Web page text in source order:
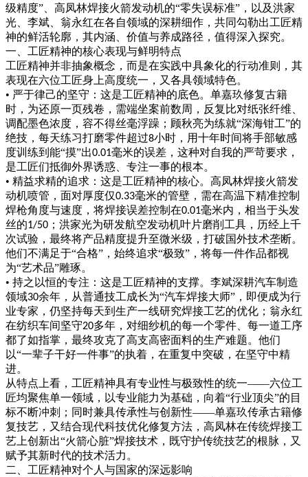
级精度”、高凤林焊接火箭发动机的“零失误标准”，以及洪家
光、李斌、翁永红在各自领域的深耕细作，共同勾勒出工匠精
神的鲜活轮廓，其内涵、价值与养成路径，值得深入探究。
一、工匠精神的核心表现与鲜明特点
工匠精神并非抽象概念，而是在实践中具象化的行动准则，其
表现在六位工匠身上高度统一，又各具领域特色。
• 严于律己的坚守：这是工匠精神的底色。单嘉玖修复古籍
时，为还原一页残卷，需端坐案前数周，反复比对纸张纤维、
调配墨色浓度，容不得丝毫浮躁；顾秋亮为练就“深海钳工”的
绝技，每天练习打磨零件超过8小时，用十年时间将手部敏感
度训练到能“摸”出0.01毫米的误差，这种对自我的严苛要求，
是工匠们抵御外界诱惑、专注一事的根本。
• 精益求精的追求：这是工匠精神的核心。高凤林焊接火箭发
动机喷管，面对厚度仅0.33毫米的管壁，需在高温下精准控制
焊枪角度与速度，将焊接误差控制在0.01毫米内，相当于头发
丝的1/50 ；洪家光为研发航空发动机叶片磨削工具，历经上千
次试验，最终将产品精度提升至微米级，打破国外技术垄断。
他们不满足于“合格”，始终追求“极致”，将每一件作品都视
为“艺术品”雕琢。
• 持之以恒的专注：这是工匠精神的支撑。李斌深耕汽车制造
领域30余年，从普通技工成长为“汽车焊接大师”，即便成为行
业专家，仍坚持每天到生产一线研究焊接工艺的优化；翁永红
在纺织车间坚守20多年，对细纱机的每一个零件、每一道工序
都了如指掌，最终攻克了高支高密面料的生产难题。他们
以“一辈子干好一件事”的执着，在重复中突破，在坚守中精
进。
从特点上看，工匠精神具有专业性与极致性的统一——六位工
匠均聚焦单一领域，以专业能力为基础，向着“行业顶尖”的目
标不断冲刺；同时兼具传承性与创新性——单嘉玖传承古籍修
复技艺，又结合现代科技优化修复方法，高凤林在传统焊接工
艺上创新出“火箭心脏”焊接技术，既守护传统技艺的根脉，又
赋予其新时代的技术活力。
二、工匠精神对个人与国家的深远影响